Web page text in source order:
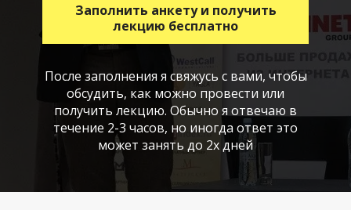
Заполнить анкету и получить
лекцию бесплатно
После заполнения я свяжусь с вами, чтобы
обсудить, как можно провести или
получить лекцию. Обычно я отвечаю в
течение 2-3 часов, но иногда ответ это
может занять до 2х дней